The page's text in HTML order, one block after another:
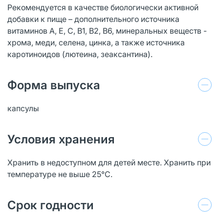
Рекомендуется в качестве биологически активной
добавки к пище – дополнительного источника
витаминов А, Е, С, В1, В2, В6, минеральных веществ -
хрома, меди, селена, цинка, а также источника
каротиноидов (лютеина, зеаксантина).
Форма выпуска
капсулы
Условия хранения
Хранить в недоступном для детей месте. Хранить при
температуре не выше 25°С.
Срок годности